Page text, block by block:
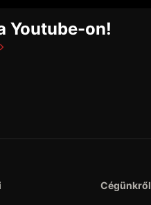
Youtube-on!
Cégünkről